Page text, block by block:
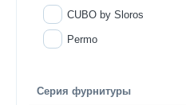
CUBO by Sloros
Permo
Серия фурнитуры